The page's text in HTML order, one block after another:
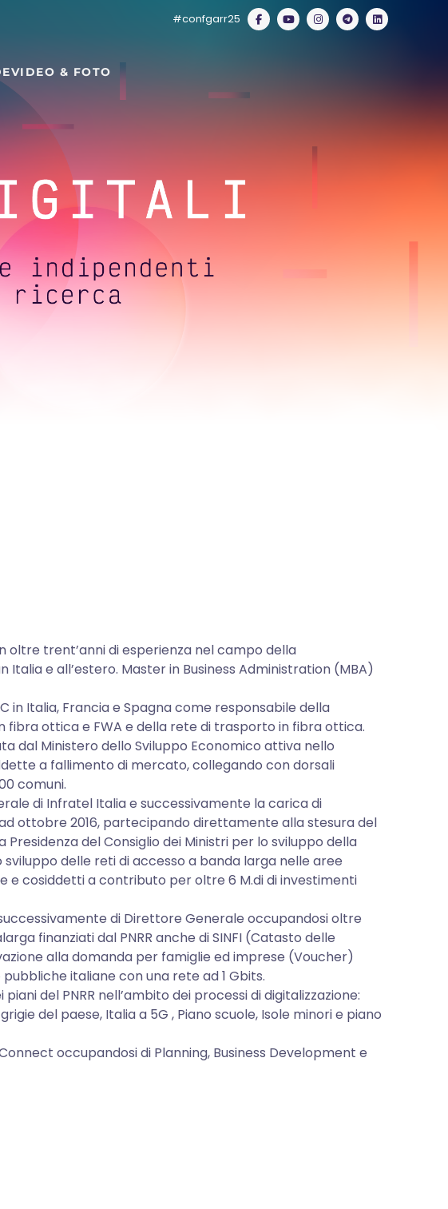
#confgarr25
VIDEO & FOTO
oltre trent’anni di esperienza nel campo della
e all’estero. Master in Business Administration (MBA)
in Italia, Francia e Spagna come responsabile della
ottica e FWA e della rete di trasporto in fibra ottica.
dal Ministero dello Sviluppo Economico attiva nello
a fallimento di mercato, collegando con dorsali
comuni.
di Infratel Italia e successivamente la carica di
ottobre 2016, partecipando direttamente alla stesura del
del Consiglio dei Ministri per lo sviluppo della
sviluppo delle reti di accesso a banda larga nelle aree
e cosiddetti a contributo per oltre 6 M.di di investimenti
di Direttore Generale occupandosi oltre
finanziati dal PNRR anche di SINFI (Catasto delle
alla domanda per famiglie ed imprese (Voucher)
italiane con una rete ad 1 Gbits.
del PNRR nell’ambito dei processi di digitalizzazione:
del paese, Italia a 5G , Piano scuole, Isole minori e piano
occupandosi di Planning, Business Development e